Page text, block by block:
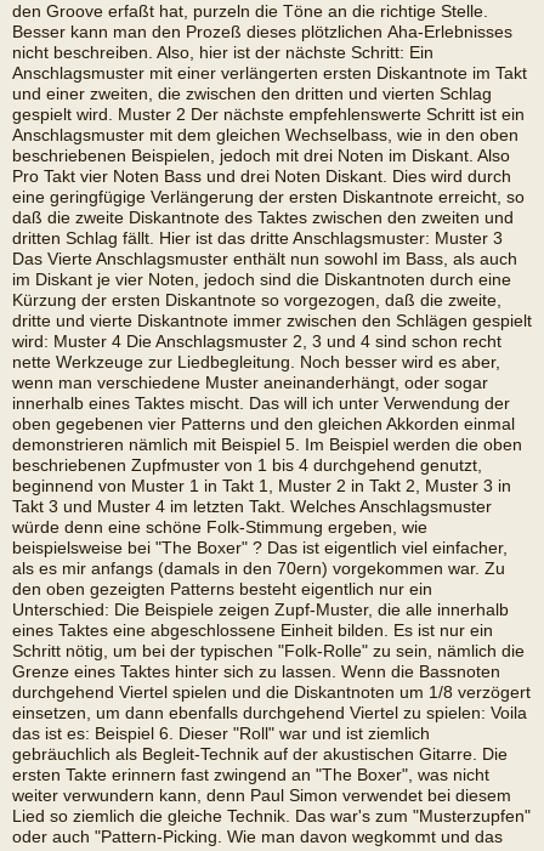
den Groove erfaßt hat, purzeln die Töne an die richtige Stelle.
Besser kann man den Prozeß dieses plötzlichen Aha-Erlebnisses
nicht beschreiben. Also, hier ist der nächste Schritt: Ein
Anschlagsmuster mit einer verlängerten ersten Diskantnote im Takt
und einer zweiten, die zwischen den dritten und vierten Schlag
gespielt wird. Muster 2 Der nächste empfehlenswerte Schritt ist ein
Anschlagsmuster mit dem gleichen Wechselbass, wie in den oben
beschriebenen Beispielen, jedoch mit drei Noten im Diskant. Also 
Pro Takt vier Noten Bass und drei Noten Diskant. Dies wird durch
eine geringfügige Verlängerung der ersten Diskantnote erreicht, so
daß die zweite Diskantnote des Taktes zwischen den zweiten und
dritten Schlag fällt. Hier ist das dritte Anschlagsmuster: Muster 3
Das Vierte Anschlagsmuster enthält nun sowohl im Bass, als auch
im Diskant je vier Noten, jedoch sind die Diskantnoten durch eine
Kürzung der ersten Diskantnote so vorgezogen, daß die zweite,
dritte und vierte Diskantnote immer zwischen den Schlägen gespielt
wird: Muster 4 Die Anschlagsmuster 2, 3 und 4 sind schon recht
nette Werkzeuge zur Liedbegleitung. Noch besser wird es aber,
wenn man verschiedene Muster aneinanderhängt, oder sogar
innerhalb eines Taktes mischt. Das will ich unter Verwendung der
oben gegebenen vier Patterns und den gleichen Akkorden einmal
demonstrieren nämlich mit Beispiel 5. Im Beispiel werden die oben
beschriebenen Zupfmuster von 1 bis 4 durchgehend genutzt,
beginnend von Muster 1 in Takt 1, Muster 2 in Takt 2, Muster 3 in
Takt 3 und Muster 4 im letzten Takt. Welches Anschlagsmuster
würde denn eine schöne Folk-Stimmung ergeben, wie
beispielsweise bei "The Boxer" ? Das ist eigentlich viel einfacher,
als es mir anfangs (damals in den 70ern) vorgekommen war. Zu
den oben gezeigten Patterns besteht eigentlich nur ein
Unterschied: Die Beispiele zeigen Zupf-Muster, die alle innerhalb
eines Taktes eine abgeschlossene Einheit bilden. Es ist nur ein
Schritt nötig, um bei der typischen "Folk-Rolle" zu sein, nämlich die
Grenze eines Taktes hinter sich zu lassen. Wenn die Bassnoten
durchgehend Viertel spielen und die Diskantnoten um 1/8 verzögert
einsetzen, um dann ebenfalls durchgehend Viertel zu spielen: Voila
das ist es: Beispiel 6. Dieser "Roll" war und ist ziemlich
gebräuchlich als Begleit-Technik auf der akustischen Gitarre. Die
ersten Takte erinnern fast zwingend an "The Boxer", was nicht
weiter verwundern kann, denn Paul Simon verwendet bei diesem
Lied so ziemlich die gleiche Technik. Das war's zum "Musterzupfen"
oder auch "Pattern-Picking. Wie man davon wegkommt und das